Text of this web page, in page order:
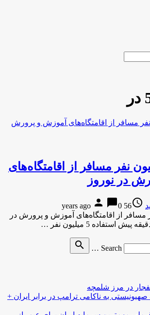
5 میلیون نفر مسافر از اقامتگاه‌های
در نوروز
access_time
56 years ago
person chat_bubble0
نفر مسافر از اقامتگاه‌های آموزش و پرورش در
Search …
search
در مرز شلمچه
صهیونیستی به ناکامی ترامپ در برابر ایران +